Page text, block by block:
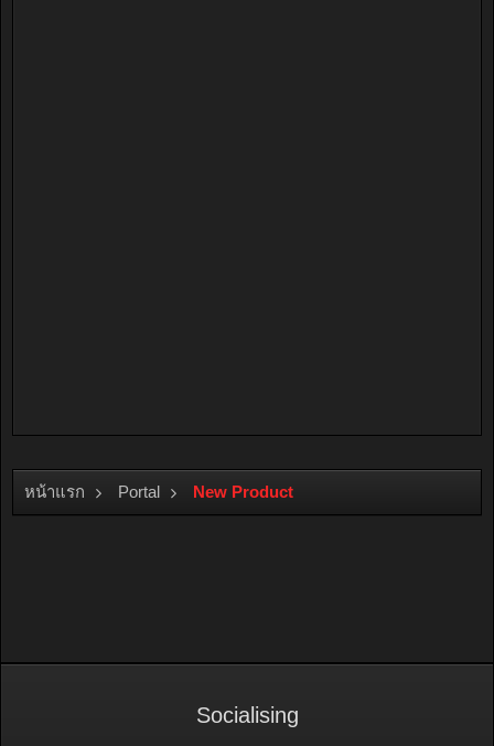
หน้าแรก Portal New Product
Socialising